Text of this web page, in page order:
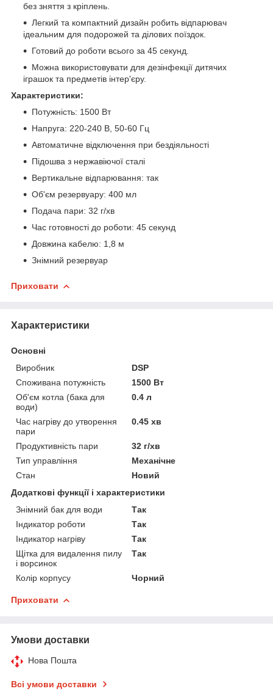
без зняття з кріплень.
Легкий та компактний дизайн робить відпарювач
ідеальним для подорожей та ділових поїздок.
Готовий до роботи всього за 45 секунд.
Можна використовувати для дезінфекції дитячих
іграшок та предметів інтер'єру.
Характеристики:
Потужність: 1500 Вт
Напруга: 220-240 В, 50-60 Гц
Автоматичне відключення при бездіяльності
Підошва з нержавіючої сталі
Вертикальне відпарювання: так
Об'єм резервуару: 400 мл
Подача пари: 32 г/хв
Час готовності до роботи: 45 секунд
Довжина кабелю: 1,8 м
Знімний резервуар
Приховати
Характеристики
Основні
Виробник
DSP
Споживана потужність
1500 Вт
Об'єм котла (бака для
води)
0.4 л
Час нагріву до утворення
пари
0.45 хв
Продуктивність пари
32 г/хв
Тип управління
Механічне
Стан
Новий
Додаткові функції і характеристики
Знімний бак для води
Так
Індикатор роботи
Так
Індикатор нагріву
Так
Щітка для видалення пилу
і ворсинок
Так
Колір корпусу Чорний
Приховати
Умови доставки
Нова Пошта
Всі умови доставки